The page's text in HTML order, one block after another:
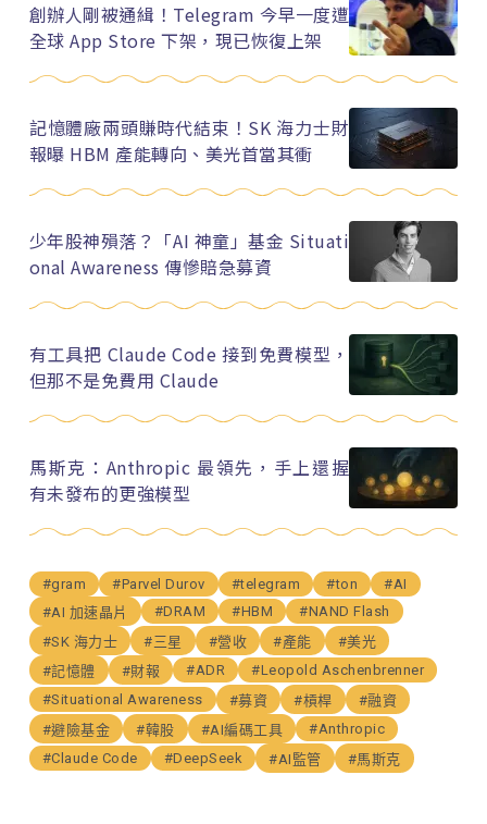
創辦人剛被通緝！Telegram 今早一度遭
全球 App Store 下架，現已恢復上架
記憶體廠兩頭賺時代結束！SK 海力士財
報曝 HBM 產能轉向、美光首當其衝
少年股神殞落？「AI 神童」基金 Situati
onal Awareness 傳慘賠急募資
有工具把 Claude Code 接到免費模型，
但那不是免費用 Claude
馬斯克：Anthropic 最領先，手上還握
有未發布的更強模型
#gram #Parvel Durov #telegram #ton
#AI
#AI 加速晶片
#DRAM #HBM
#NAND Flash
#SK 海力士
#三星 #營收 #產能
#美光
#記憶體
#財報 #ADR
#Leopold Aschenbrenner
#Situational Awareness
#募資 #槓桿
#融資
#避險基金
#韓股 #AI編碼工具
#Anthropic
#Claude Code
#DeepSeek #AI監管 #馬斯克